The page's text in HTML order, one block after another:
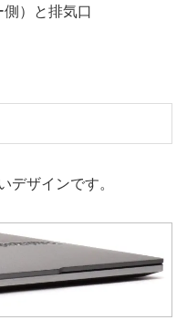
）と排気口
デザインです。